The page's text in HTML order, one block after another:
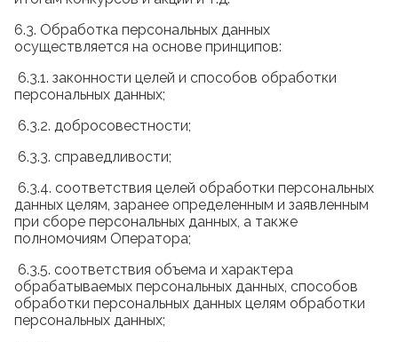
6.3. Обработка персональных данных
осуществляется на основе принципов:
6.3.1. законности целей и способов обработки
персональных данных;
6.3.2. добросовестности;
6.3.3. справедливости;
6.3.4. соответствия целей обработки персональных
данных целям, заранее определенным и заявленным
при сборе персональных данных, а также
полномочиям Оператора;
6.3.5. соответствия объема и характера
обрабатываемых персональных данных, способов
обработки персональных данных целям обработки
персональных данных;